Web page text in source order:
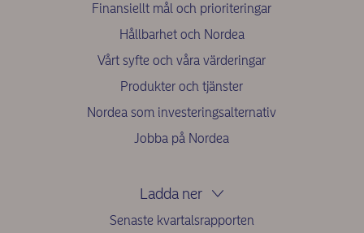
Finansiellt mål och prioriteringar
Hållbarhet och Nordea
Vårt syfte och våra värderingar
Produkter och tjänster
Nordea som investeringsalternativ
Jobba på Nordea
Ladda ner
Senaste kvartalsrapporten